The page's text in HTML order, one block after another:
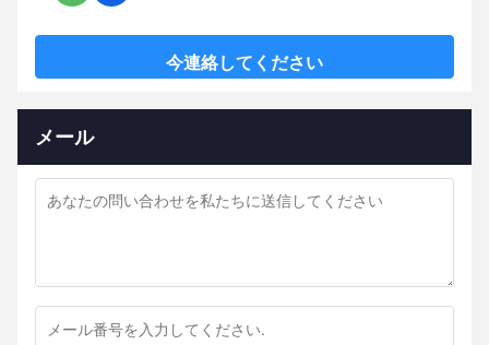
今連絡してください
メール